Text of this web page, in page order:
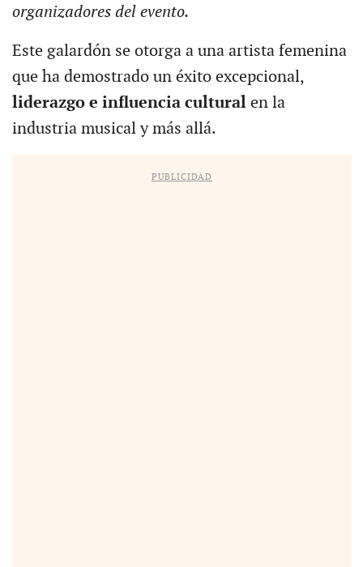
organizadores del evento.
Este galardón se otorga a una artista femenina
que ha demostrado un éxito excepcional,
liderazgo e influencia cultural en la
industria musical y más allá.
PUBLICIDAD